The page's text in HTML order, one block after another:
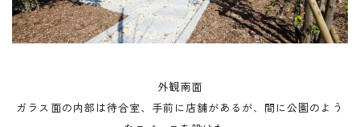
外観南面
ガラス面の内部は待合室、手前に店舗があるが、間に公園のよう